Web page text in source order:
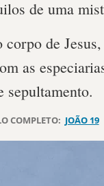
de uma
corpo de
as
sepultamento.
COMPLETO: JOÃO 19